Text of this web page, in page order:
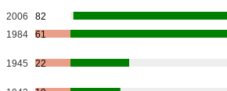
2006
82
1984 61
1945 22